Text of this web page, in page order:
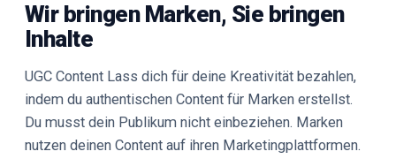
Wir bringen Marken, Sie bringen
Inhalte
UGC Content Lass dich für deine Kreativität bezahlen,
indem du authentischen Content für Marken erstellst.
Du musst dein Publikum nicht einbeziehen. Marken
nutzen deinen Content auf ihren Marketingplattformen.